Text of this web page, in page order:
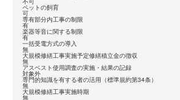
ペットの飼育
可
専有部分内工事の制限
有
楽器等音に関する制限
有
一括受電方式の導入
無
大規模修繕工事実施予定修繕積立金の徴収
無
アスベスト使用調査の実施・結果の記録
対象外
専門的知識を有する者の活用（標準規約第34条）
無
大規模修繕工事実施時期
無